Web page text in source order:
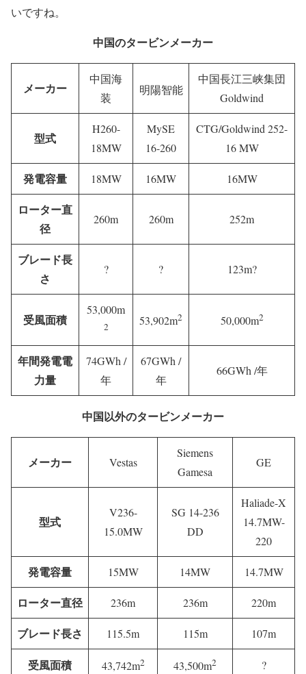
いですね。
中国のタービンメーカー
メーカー
中国海
装
明陽智能
中国長江三峡集団
Goldwind
型式
H260-
18MW
MySE
16-260
CTG/Goldwind 252-
16 MW
発電容量 18MW 16MW 16MW
ローター直
径
260m 260m 252m
ブレード長
さ
? ? 123m?
受風面積
53,000m
2 53,902m2 50,000m2
年間発電電
力量
74GWh /
年
67GWh /
年
66GWh /年
中国以外のタービンメーカー
メーカー Vestas
Siemens
Gamesa
GE
型式
V236-
15.0MW
SG 14-236
DD
Haliade-X
14.7MW-
220
発電容量 15MW 14MW 14.7MW
ローター直径 236m 236m 220m
ブレード長さ 115.5m 115m 107m
受風面積 43,742m2 43,500m2 ?